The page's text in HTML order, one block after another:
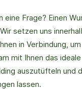
eine Frage? Einen
setzen uns
in Verbindung, um
mit Ihnen das ideale
auszutüfteln und
lassen.